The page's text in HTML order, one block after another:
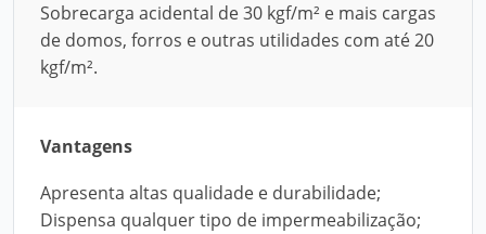
Sobrecarga acidental de 30 kgf/m² e mais cargas
de domos, forros e outras utilidades com até 20
kgf/m².
Vantagens
Apresenta altas qualidade e durabilidade;
Dispensa qualquer tipo de impermeabilização;